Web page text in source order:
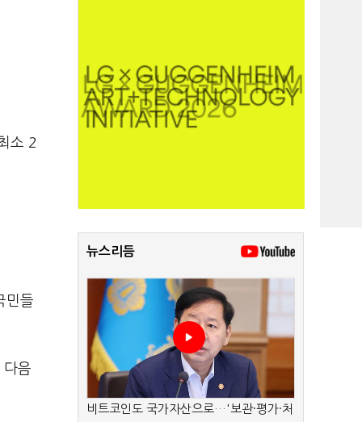
소 2
민들
다음
뉴스리듬
비트코인도 국가자산으로…'보관·평가·처